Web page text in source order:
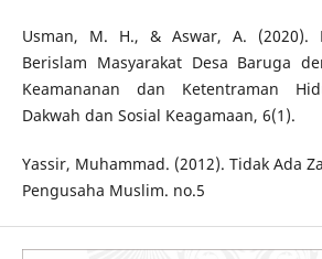
Usman, M. H., & Aswar, A. (2020).
Berislam Masyarakat Desa Baruga
Keamananan dan Ketentraman
Dakwah dan Sosial Keagamaan, 6(1).
Yassir, Muhammad. (2012). Tidak Ada
Pengusaha Muslim. no.5